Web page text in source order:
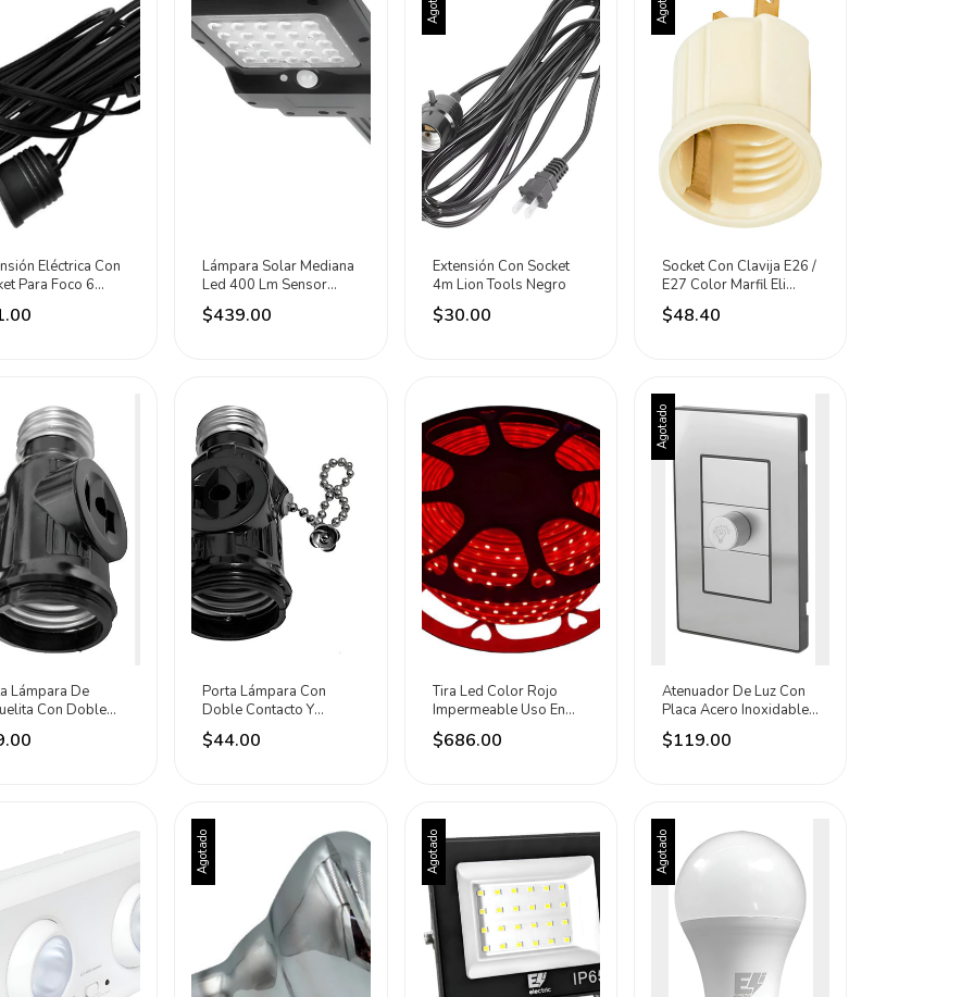
Eléctrica Con
Para Foco 6
Techtools Negro
Lámpara Solar Mediana
Led 400 Lm Sensor
Movimiento Lion 2814
Negro
$439.00
Extensión Con Socket
4m Lion Tools Negro
$30.00
Socket Con Clavija E26 /
E27 Color Marfil Eli
Electric Marfil
$48.40
Lámpara De
Con Doble
Eli Electric -
Porta Lámpara Con
Doble Contacto Y
Cadena Eli Electric
Negro
$44.00
Tira Led Color Rojo
Impermeable Uso En
Interior 25m Adir Rojo
$686.00
Agotado
Atenuador De Luz Con
Placa Acero Inoxidable
Sanelec Plateado
$119.00
Agotado Agotado Agotado